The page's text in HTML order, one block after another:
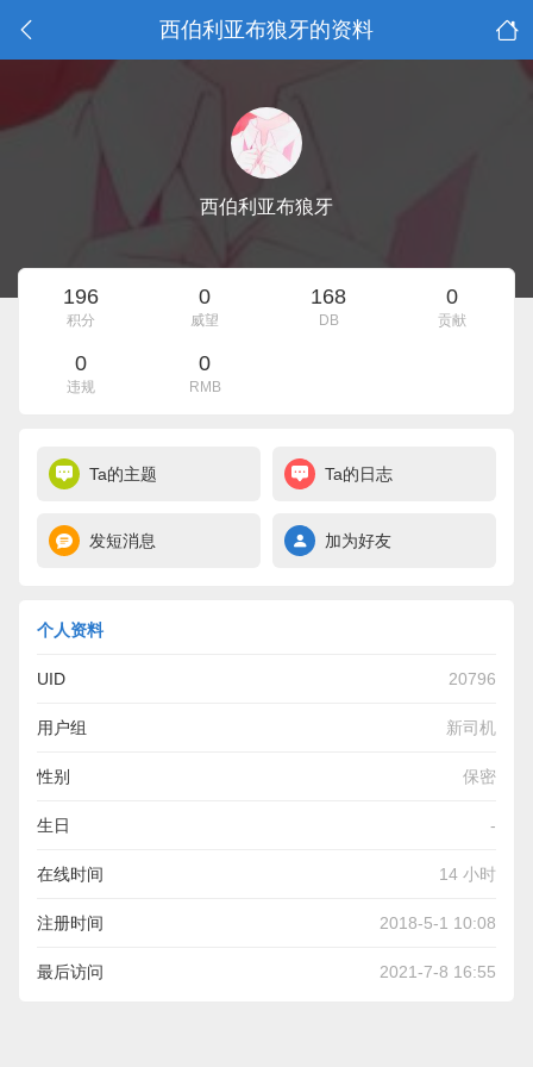
西伯利亚布狼牙的资料
西伯利亚布狼牙
196
积分
0
威望
168
DB
0
贡献
0
违规
0
RMB
Ta的主题 Ta的日志
发短消息 加为好友
个人资料
UID 20796
用户组 新司机
性别 保密
生日 -
在线时间 14 小时
注册时间 2018-5-1 10:08
最后访问 2021-7-8 16:55